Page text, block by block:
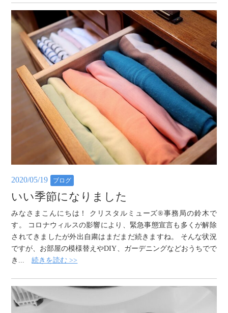
2020/05/19 ブログ
いい季節になりました
みなさまこんにちは！ クリスタルミューズ®事務局の鈴木で
す。 コロナウィルスの影響により、緊急事態宣言も多くが解除
されてきましたが外出自粛はまだまだ続きますね。 そんな状況
ですが、お部屋の模様替えやDIY、ガーデニングなどおうちでで
き...続きを読む >>